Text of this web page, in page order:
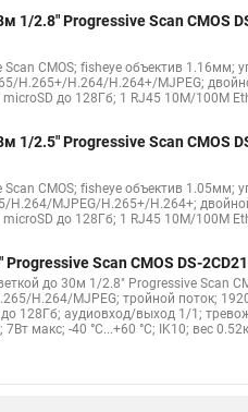
2.8" Progressive Scan CMOS
CMOS; fisheye объектив 1.16мм;
H.265+/H.264/H.264+/MJPEG;
microSD до 128Гб; 1 RJ45 10M/100M
2.5" Progressive Scan CMOS
CMOS; fisheye объектив 1.05мм;
H.264/MJPEG/H.265+/H.264+;
microSD до 128Гб; 1 RJ45 10M/100M
Scan CMOS DS-
до 30м 1/2.8" Progressive Scan
H.264/MJPEG; тройной поток;
до 128Гб; аудиовход/выход 1/1;
макс; -40 °C...+60 °C; IK10; вес